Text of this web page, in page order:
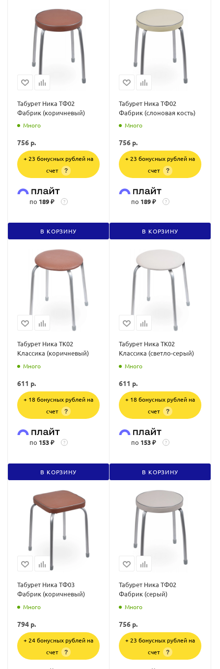
Табурет Ника ТФ02
Фабрик (коричневый)
Много
756 р.
+ 23 бонусных рублей на
счет
?
по 189 ₽ ?
В КОРЗИНУ
Табурет Ника ТФ02
Фабрик (слоновая кость)
Много
756 р.
+ 23 бонусных рублей на
счет
?
по 189 ₽ ?
В КОРЗИНУ
Табурет Ника ТК02
Классика (коричневый)
Много
611 р.
+ 18 бонусных рублей на
счет
?
по 153 ₽ ?
В КОРЗИНУ
Табурет Ника ТК02
Классика (светло-серый)
Много
611 р.
+ 18 бонусных рублей на
счет
?
по 153 ₽ ?
В КОРЗИНУ
Табурет Ника ТФ03
Фабрик (коричневый)
Много
794 р.
+ 24 бонусных рублей на
счет
?
Табурет Ника ТФ02
Фабрик (серый)
Много
756 р.
+ 23 бонусных рублей на
счет
?